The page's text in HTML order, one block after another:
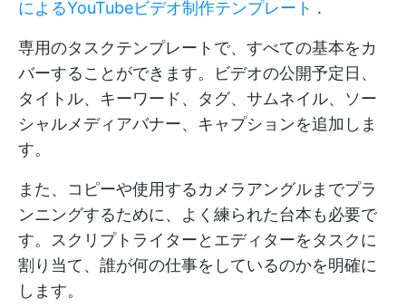
によるYouTubeビデオ制作テンプレート .
専用のタスクテンプレートで、すべての基本をカ
バーすることができます。ビデオの公開予定日、
タイトル、キーワード、タグ、サムネイル、ソー
シャルメディアバナー、キャプションを追加しま
す。
また、コピーや使用するカメラアングルまでプラ
ンニングするために、よく練られた台本も必要で
す。スクリプトライターとエディターをタスクに
割り当て、誰が何の仕事をしているのかを明確に
します。